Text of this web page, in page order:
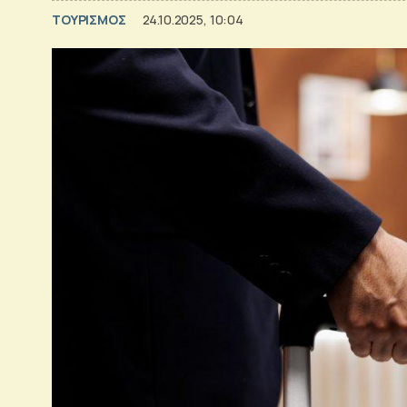
ΤΟΥΡΙΣΜΟΣ 24.10.2025, 10:04